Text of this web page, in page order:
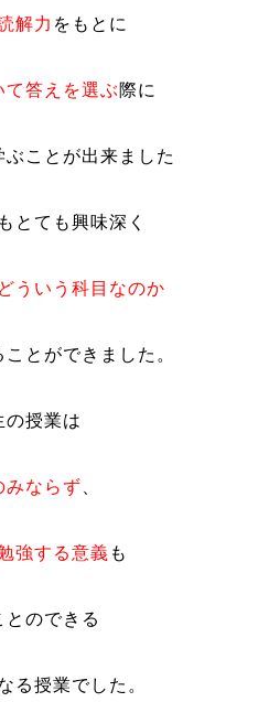
解力 をもとに
答えを選ぶ際に
ことが出来ました
とても興味深く
ういう科目なのか
とができました。
の授業は
みならず
強する意義 も
とのできる
る授業でした。